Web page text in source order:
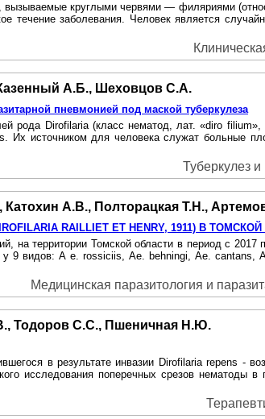
круглыми червями — филяриями
течение заболевания. Человек является
А.Б., Шеховцов С.А.
пневмонией под маской туберкулеза
рода Dirofilaria (класс нематод, лат. «diro
Их источником для человека служат больные
Туберкулез
А.В., Полторацкая Т.Н.,
RAILLIET ЕТ HENRY, 1911) В
на территории Томской области в период с
9 видов: А е. rossiciis, Ае. behningi, Ае.
Медицинская паразитология и
Тодоров С.С., Пшеничная Н.Ю.
в результате инвазии Dirofilaria repens -
исследования поперечных срезов нематоды в